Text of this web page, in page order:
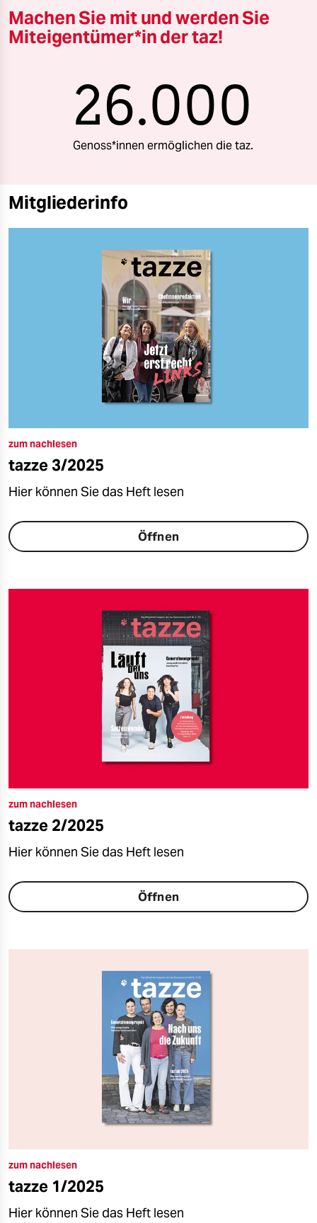
Machen Sie mit und werden Sie
Miteigentümer*in der taz!
26.000
Genoss*innen ermöglichen die taz.
Mitgliederinfo
zum nachlesen
tazze 3/2025
Hier können Sie das Heft lesen
Öffnen
zum nachlesen
tazze 2/2025
Hier können Sie das Heft lesen
Öffnen
zum nachlesen
tazze 1/2025
Hier können Sie das Heft lesen